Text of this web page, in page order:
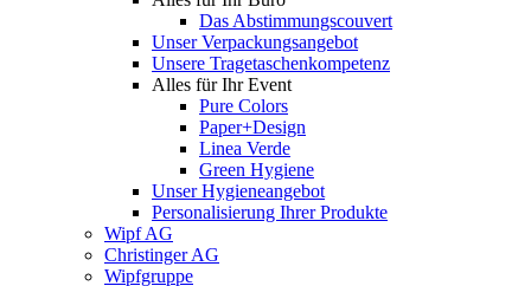
Das Abstimmungscouvert
Unser Verpackungsangebot
Unsere Tragetaschenkompetenz
Alles für Ihr Event
Pure Colors
Paper+Design
Linea Verde
Green Hygiene
Unser Hygieneangebot
Personalisierung Ihrer Produkte
Wipf AG
Christinger AG
Wipfgruppe